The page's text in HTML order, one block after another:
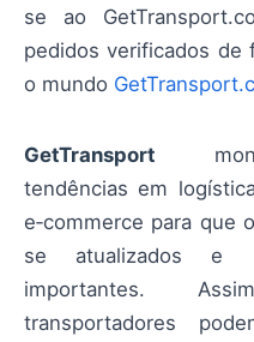
se ao
pedidos verificados
o mundo
GetTransport
tendências em
e‑commerce para que
se atualizados e
importantes.
transportadores